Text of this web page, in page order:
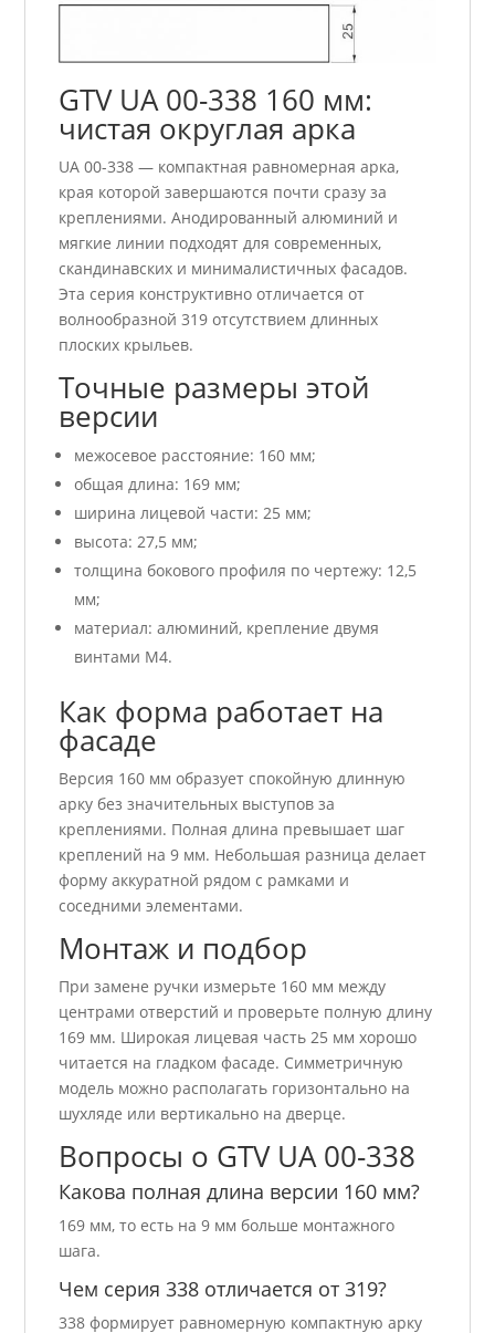
GTV UA 00-338 160 мм:
чистая округлая арка
UA 00-338 — компактная равномерная арка,
края которой завершаются почти сразу за
креплениями. Анодированный алюминий и
мягкие линии подходят для современных,
скандинавских и минималистичных фасадов.
Эта серия конструктивно отличается от
волнообразной 319 отсутствием длинных
плоских крыльев.
Точные размеры этой
версии
межосевое расстояние: 160 мм;
общая длина: 169 мм;
ширина лицевой части: 25 мм;
высота: 27,5 мм;
толщина бокового профиля по чертежу: 12,5
мм;
материал: алюминий, крепление двумя
винтами M4.
Как форма работает на
фасаде
Версия 160 мм образует спокойную длинную
арку без значительных выступов за
креплениями. Полная длина превышает шаг
креплений на 9 мм. Небольшая разница делает
форму аккуратной рядом с рамками и
соседними элементами.
Монтаж и подбор
При замене ручки измерьте 160 мм между
центрами отверстий и проверьте полную длину
169 мм. Широкая лицевая часть 25 мм хорошо
читается на гладком фасаде. Симметричную
модель можно располагать горизонтально на
шухляде или вертикально на дверце.
Вопросы о GTV UA 00-338
Какова полная длина версии 160 мм?
169 мм, то есть на 9 мм больше монтажного
шага.
Чем серия 338 отличается от 319?
338 формирует равномерную компактную арку